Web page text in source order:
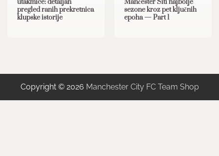
utakmice: detaljan
pregled ranih prekretnica
klupske istorije
Mančester Siti najbolje
sezone kroz pet ključnih
epoha — Part 1
Copyright © 2026 Manchester City FC Team Shop